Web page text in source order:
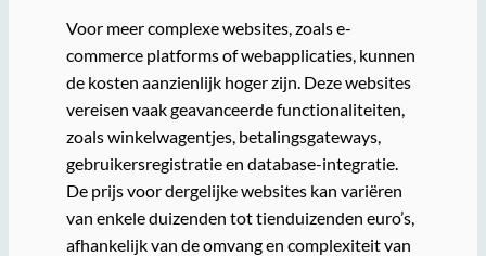
Voor meer complexe websites, zoals e-
commerce platforms of webapplicaties, kunnen
de kosten aanzienlijk hoger zijn. Deze websites
vereisen vaak geavanceerde functionaliteiten,
zoals winkelwagentjes, betalingsgateways,
gebruikersregistratie en database-integratie.
De prijs voor dergelijke websites kan variëren
van enkele duizenden tot tienduizenden euro’s,
afhankelijk van de omvang en complexiteit van